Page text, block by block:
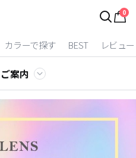
0
カラーで探す BEST レビュー
案内